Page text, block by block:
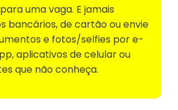
uma vaga. E jamais
bancários, de cartão ou envie
e fotos/selfies por e-
aplicativos de celular ou
que não conheça.